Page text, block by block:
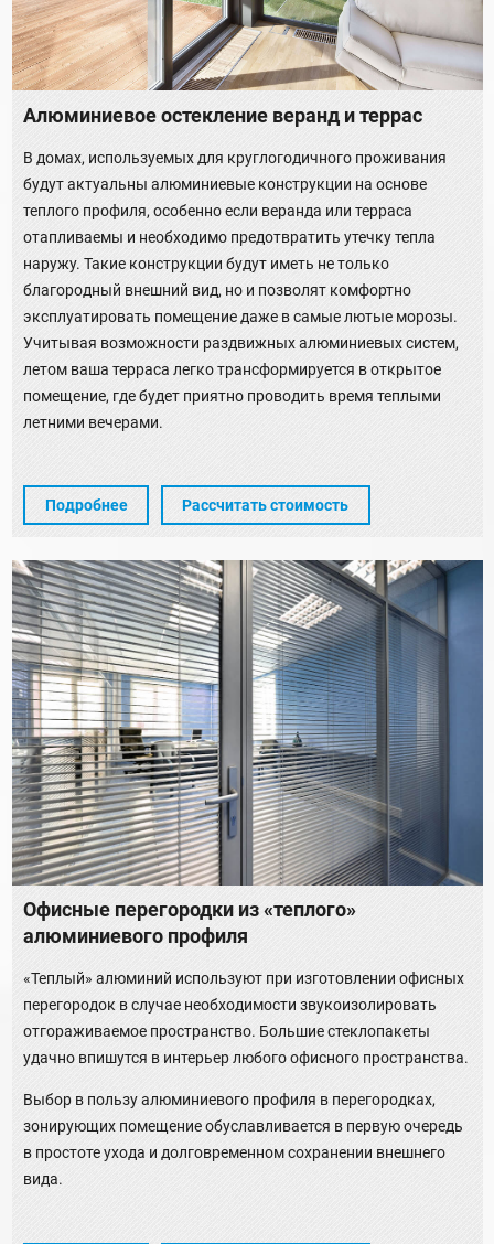
Алюминиевое остекление веранд и террас
В домах, используемых для круглогодичного проживания
будут актуальны алюминиевые конструкции на основе
теплого профиля, особенно если веранда или терраса
отапливаемы и необходимо предотвратить утечку тепла
наружу. Такие конструкции будут иметь не только
благородный внешний вид, но и позволят комфортно
эксплуатировать помещение даже в самые лютые морозы.
Учитывая возможности раздвижных алюминиевых систем,
летом ваша терраса легко трансформируется в открытое
помещение, где будет приятно проводить время теплыми
летними вечерами.
Подробнее Рассчитать стоимость
Офисные перегородки из «теплого»
алюминиевого профиля
«Теплый» алюминий используют при изготовлении офисных
перегородок в случае необходимости звукоизолировать
отгораживаемое пространство. Большие стеклопакеты
удачно впишутся в интерьер любого офисного пространства.
Выбор в пользу алюминиевого профиля в перегородках,
зонирующих помещение обуславливается в первую очередь
в простоте ухода и долговременном сохранении внешнего
вида.